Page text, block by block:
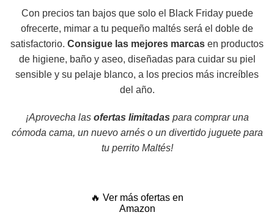
Con precios tan bajos que solo el Black Friday puede
ofrecerte, mimar a tu pequeño maltés será el doble de
satisfactorio. Consigue las mejores marcas en productos
de higiene, baño y aseo, diseñadas para cuidar su piel
sensible y su pelaje blanco, a los precios más increíbles
del año.
¡Aprovecha lasofertas limitadas para comprar una
cómoda cama, un nuevo arnés o un divertido juguete para
tu perrito Maltés!
🔥 Ver más ofertas en
Amazon